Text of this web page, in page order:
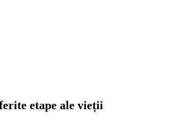
etape ale vieții